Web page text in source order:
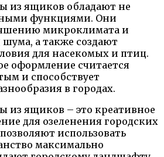
из ящиков обладают не
функциями. Они
микроклимата и
а также создают
для насекомых и птиц.
оформление считается
и способствует
в городах.
из ящиков – это креативное
для озеленения городских
использовать
максимально